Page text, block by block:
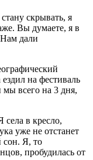
скрывать, я
Вы думаете, я в
Нам дали
на фестиваль
мы всего на 3 дня,
в кресло,
уже не отстанет
сон. Я, то
пробудилась от